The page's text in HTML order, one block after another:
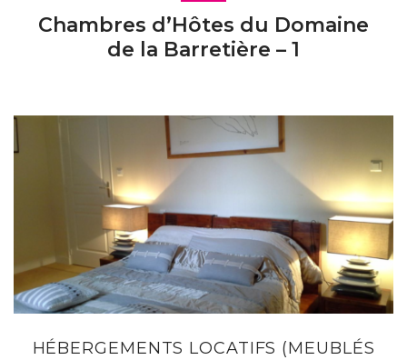
Chambres d’Hôtes du Domaine
de la Barretière – 1
HÉBERGEMENTS LOCATIFS (MEUBLÉS